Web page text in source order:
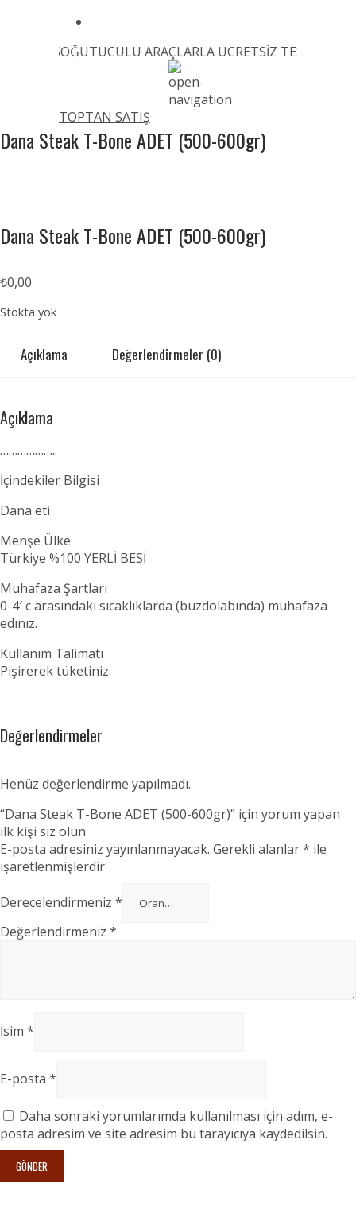
GÜN SOĞUTUCULU ARAÇLARLA ÜCRETSİZ TESLİM
TOPTAN SATIŞ
Dana Steak T-Bone ADET (500-600gr)
Dana Steak T-Bone ADET (500-600gr)
₺0,00
Stokta yok
Açıklama Değerlendirmeler (0)
Açıklama
………………..
İçindekiler Bilgisi
Dana eti
Menşe Ülke
Türkiye %100 YERLİ BESİ
Muhafaza Şartları
0-4′ c arasındakı sıcaklıklarda (buzdolabında) muhafaza
edınız.
Kullanım Talimatı
Pişirerek tüketiniz.
Değerlendirmeler
Henüz değerlendirme yapılmadı.
“Dana Steak T-Bone ADET (500-600gr)” için yorum yapan
ilk kişi siz olun
E-posta adresiniz yayınlanmayacak. Gerekli alanlar* ile
işaretlenmişlerdir
Derecelendirmeniz *
Değerlendirmeniz *
İsim *
E-posta *
Daha sonraki yorumlarımda kullanılması için adım, e-
posta adresim ve site adresim bu tarayıcıya kaydedilsin.